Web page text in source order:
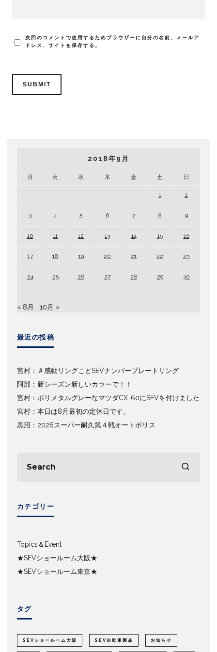
次回のコメントで使用するためブラウザーに自分の名前、メールア
ドレス、サイトを保存する。
2018年9月
月 火 水 木 金 土 日
1 2
3 4 5 6 7 8 9
10 11 12 13 14 15 16
17 18 19 20 21 22 23
24 25 26 27 28 29 30
« 8月 10月 »
最近の投稿
宮村：＃感動リングことSEVナンバープレートリング
阿部：新シーズン新しいカラーで！！
宮村：ポリメタルグレーなマツダCX-60にSEVを付けました
宮村：本日は8月最初の定休日です。
黒沼：2026スーパー耐久第４戦オートポリス
カテゴリー
Topics＆Event
★SEVショールーム大阪★
★SEVショールーム東京★
タグ
SEVショールーム大阪 SEV自動車製品 お知らせ